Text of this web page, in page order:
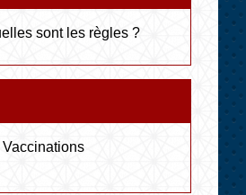
sont les règles ?